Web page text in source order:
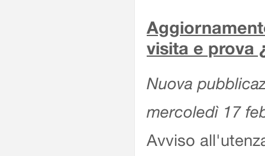
visita e prova
Nuova
mercoledì 17
Avviso